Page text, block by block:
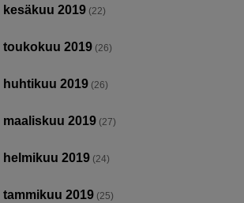
kesäkuu 2019 (22)
toukokuu 2019 (26)
huhtikuu 2019 (26)
maaliskuu 2019 (27)
helmikuu 2019 (24)
tammikuu 2019 (25)